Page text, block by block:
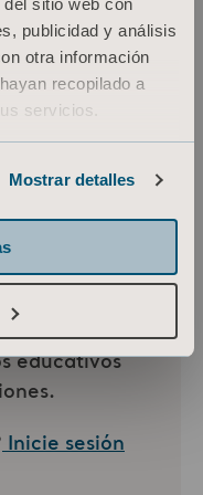
sitio web con
publicidad y análisis
otra información
recopilado a
servicios.
Mostrar detalles
que nous
2026.